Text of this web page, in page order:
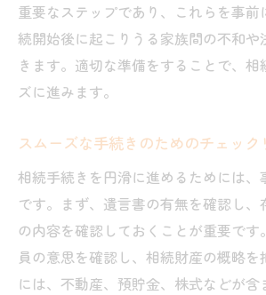
重要なステップであり、これらを事前
続開始後に起こりうる家族間の不和
きます。適切な準備をすることで、相
ズに進みます。
スムーズな手続きのためのチェック
相続手続きを円滑に進めるためには、
です。まず、遺言書の有無を確認し、
の内容を確認しておくことが重要で
員の意思を確認し、相続財産の概略を
には、不動産、預貯金、株式などが含